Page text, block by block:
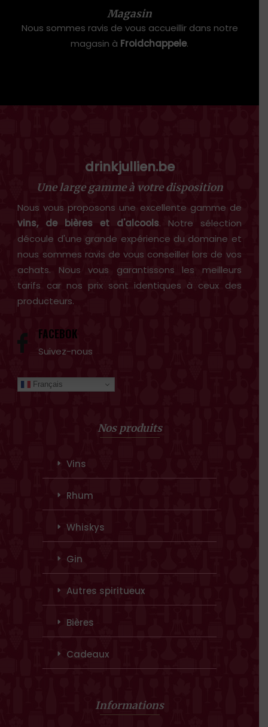
Magasin
Nous sommes ravis de vous accueillir dans notre
magasin à Froidchappele.
drinkjullien.be
Une large gamme à votre disposition
Nous vous proposons une excellente gamme de
vins, de bières et d'alcools. Notre sélection
découle d'une grande expérience du domaine et
nous sommes ravis de vous conseiller lors de vos
achats. Nous vous garantissons les meilleurs
tarifs car nos prix sont identiques à ceux des
producteurs.
FACEBOK
Suivez-nous
Français
Nos produits
Vins
Rhum
Whiskys
Gin
Autres spiritueux
Bières
Cadeaux
Informations